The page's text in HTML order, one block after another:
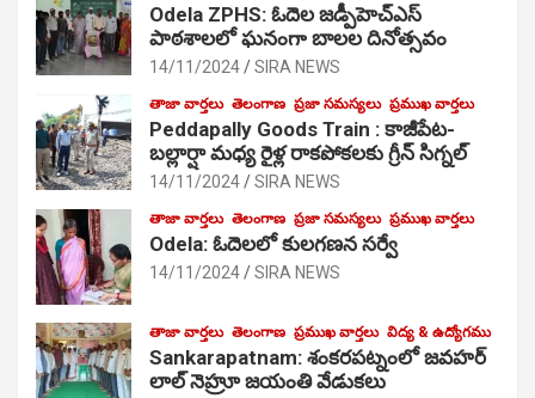
Odela ZPHS: ఓదెల జ‌డ్పీహెచ్ఎస్
పాఠ‌శాల‌లో ఘనంగా బాలల దినోత్సవం
14/11/2024 SIRA NEWS
తాజా వార్తలు తెలంగాణ ప్రజా సమస్యలు ప్రముఖ వార్తలు
Peddapally Goods Train : కాజీపేట-
బల్లార్షా మధ్య రైళ్ల రాకపోకలకు గ్రీన్ సిగ్నల్
14/11/2024 SIRA NEWS
తాజా వార్తలు తెలంగాణ ప్రజా సమస్యలు ప్రముఖ వార్తలు
Odela: ఓదెలలో కులగణన సర్వే
14/11/2024 SIRA NEWS
తాజా వార్తలు తెలంగాణ ప్రముఖ వార్తలు విద్య & ఉద్యోగము
Sankarapatnam: శంకరపట్నంలో జవహర్
లాల్ నెహ్రూ జయంతి వేడుకలు